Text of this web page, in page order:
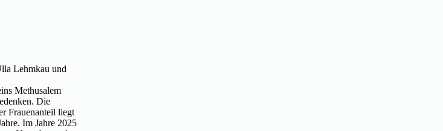
Lehmkau und
Methusalem
Die
Frauenanteil liegt
Im Jahre 2025